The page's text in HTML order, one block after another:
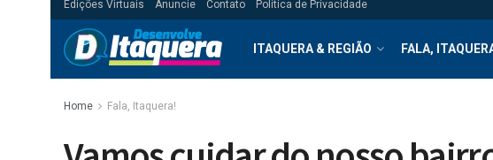
Edições Virtuais Anuncie Contato Política de Privacidade
ITAQUERA & REGIÃO FALA,
Home Fala, Itaquera!